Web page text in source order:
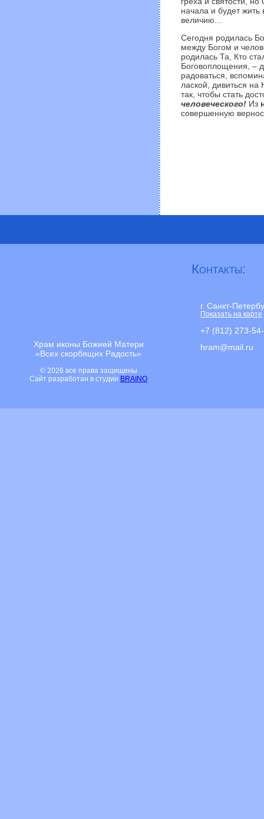
начала и будет жить
величию...
Сегодня родилась
между Богом и
родилась Та, Кто
Боговоплощения, –
радоваться,
лаской, дивиться
так, чтобы стать
человеческого!Из
совершенную
Храм иконы Божией Матери
«Всех скорбящих Радость»
© 2026 все права защищены
Сайт разработан в студии BRAINO
Контакты:
г. Санкт-
Показать на карте
+7 (812) 273-
hram@mail.ru